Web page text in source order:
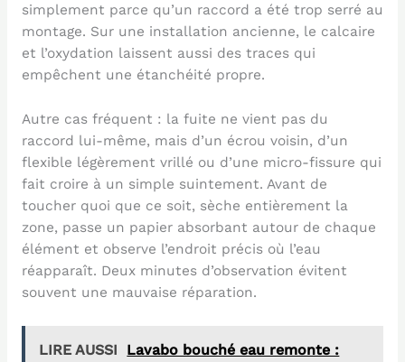
simplement parce qu’un raccord a été trop serré au
montage. Sur une installation ancienne, le calcaire
et l’oxydation laissent aussi des traces qui
empêchent une étanchéité propre.
Autre cas fréquent : la fuite ne vient pas du
raccord lui-même, mais d’un écrou voisin, d’un
flexible légèrement vrillé ou d’une micro-fissure qui
fait croire à un simple suintement. Avant de
toucher quoi que ce soit, sèche entièrement la
zone, passe un papier absorbant autour de chaque
élément et observe l’endroit précis où l’eau
réapparaît. Deux minutes d’observation évitent
souvent une mauvaise réparation.
LIRE AUSSI
Lavabo bouché eau remonte :